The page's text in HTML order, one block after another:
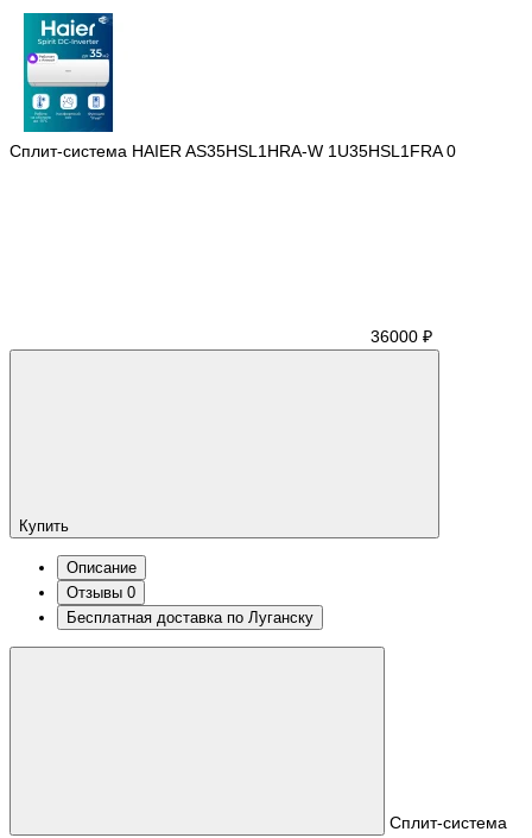
Сплит-система HAIER AS35HSL1HRA-W 1U35HSL1FRA 0
36000 ₽
Купить
Описание
Отзывы 0
Бесплатная доставка по Луганску
Сплит-система